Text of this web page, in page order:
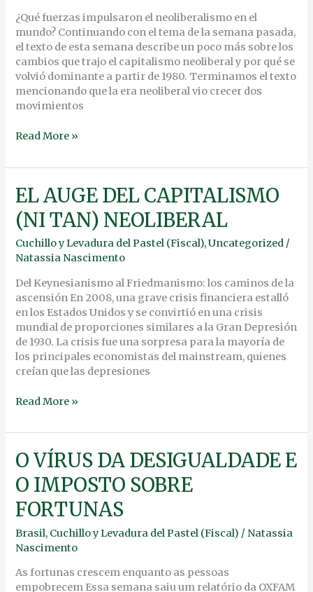
¿Qué fuerzas impulsaron el neoliberalismo en el
mundo? Continuando con el tema de la semana pasada,
el texto de esta semana describe un poco más sobre los
cambios que trajo el capitalismo neoliberal y por qué se
volvió dominante a partir de 1980. Terminamos el texto
mencionando que la era neoliberal vio crecer dos
movimientos
DE
LA
DESREGULACIÓN
Read More »
EL AUGE DEL CAPITALISMO
(NI TAN) NEOLIBERAL
Cuchillo y Levadura del Pastel (Fiscal),Uncategorized /
Natassia Nascimento
Del Keynesianismo al Friedmanismo: los caminos de la
ascensión En 2008, una grave crisis financiera estalló
en los Estados Unidos y se convirtió en una crisis
mundial de proporciones similares a la Gran Depresión
de 1930. La crisis fue una sorpresa para la mayoría de
los principales economistas del mainstream, quienes
creían que las depresiones
EL
AUGE
DEL
CAPITALISMO
(NI
TAN)
NEOLIBERAL
Read More »
O VÍRUS DA DESIGUALDADE E
O IMPOSTO SOBRE
FORTUNAS
Brasil, Cuchillo y Levadura del Pastel (Fiscal) /Natassia
Nascimento
As fortunas crescem enquanto as pessoas
empobrecem Essa semana saiu um relatório da OXFAM
O
VÍRUS
DA
DESIGUALDADE
E
O
IMPOSTO
FORTUNAS